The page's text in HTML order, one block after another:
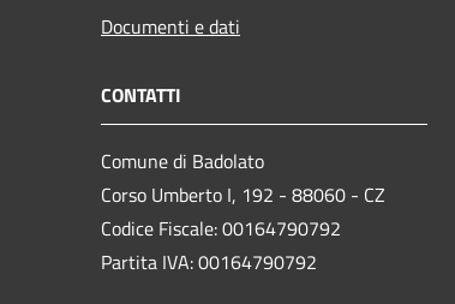
Documenti e dati
CONTATTI
Comune di Badolato
Corso Umberto I, 192 - 88060 - CZ
Codice Fiscale: 00164790792
Partita IVA: 00164790792